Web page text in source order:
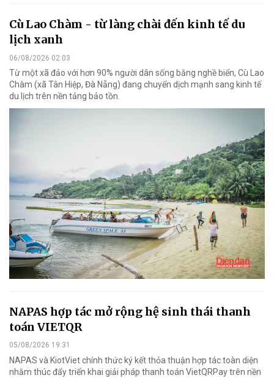
Cù Lao Chàm - từ làng chài đến kinh tế du
lịch xanh
06/08/2026 02:03
Từ một xã đảo với hơn 90% người dân sống bằng nghề biển, Cù Lao
Chàm (xã Tân Hiệp, Đà Nẵng) đang chuyển dịch mạnh sang kinh tế
du lịch trên nền tảng bảo tồn.
NAPAS hợp tác mở rộng hệ sinh thái thanh
toán VIETQR
05/08/2026 19:31
NAPAS và KiotViet chính thức ký kết thỏa thuận hợp tác toàn diện
nhằm thúc đẩy triển khai giải pháp thanh toán VietQRPay trên nền